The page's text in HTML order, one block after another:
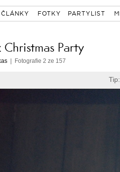
ČLÁNKY FOTKY PARTYLIST
Party
| Fotografie 2 ze 157